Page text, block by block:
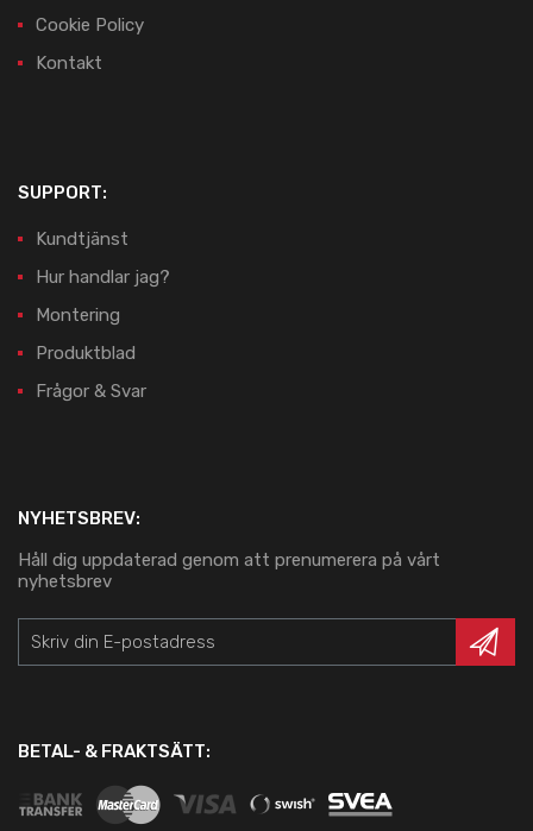
Cookie Policy
Kontakt
SUPPORT:
Kundtjänst
Hur handlar jag?
Montering
Produktblad
Frågor & Svar
NYHETSBREV:
Håll dig uppdaterad genom att prenumerera på vårt
nyhetsbrev
BETAL- & FRAKTSÄTT: